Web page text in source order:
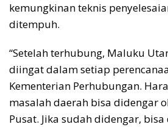
kemungkinan teknis
ditempuh.
“Setelah terhubung, Maluku
diingat dalam setiap
Kementerian Perhubungan.
masalah daerah bisa didengar
Pusat. Jika sudah didengar,